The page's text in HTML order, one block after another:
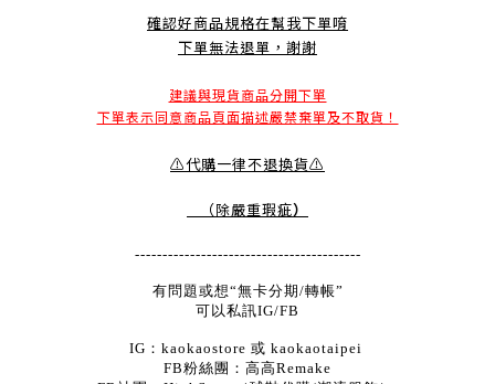
確認好商品規格在幫我下單唷
下單無法退單，謝謝
建議與現貨商品分開下單
下單表示同意商品頁面描述嚴禁棄單及不取貨！
⚠️代購一律不退換貨⚠️
（除嚴重瑕疵）
-----------------------------------------
有問題或想“無卡分期/轉帳”
可以私訊IG/FB
IG：kaokaostore 或 kaokaotaipei
FB粉絲團：高高Remake